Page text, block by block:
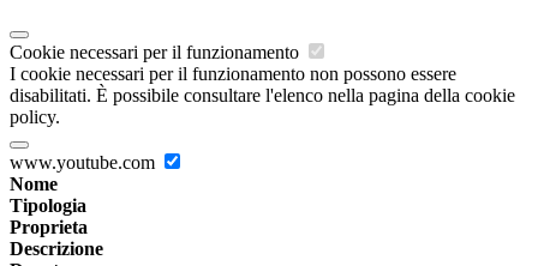
Cookie necessari per il funzionamento
I cookie necessari per il funzionamento non possono essere
disabilitati. È possibile consultare l'elenco nella pagina della cookie
policy.
www.youtube.com
Nome
Tipologia
Proprieta
Descrizione